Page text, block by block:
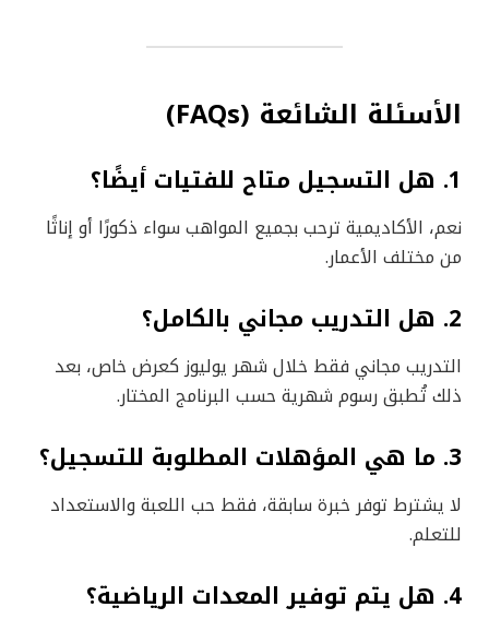
الأسئلة الشائعة (FAQs)
1. هل التسجيل متاح للفتيات أيضًا؟
نعم، الأكاديمية ترحب بجميع المواهب سواء ذكورًا أو إناثًا
من مختلف الأعمار.
2. هل التدريب مجاني بالكامل؟
التدريب مجاني فقط خلال شهر يوليوز كعرض خاص، بعد
ذلك تُطبق رسوم شهرية حسب البرنامج المختار.
3. ما هي المؤهلات المطلوبة للتسجيل؟
لا يشترط توفر خبرة سابقة، فقط حب اللعبة والاستعداد
للتعلم.
4. هل يتم توفير المعدات الرياضية؟